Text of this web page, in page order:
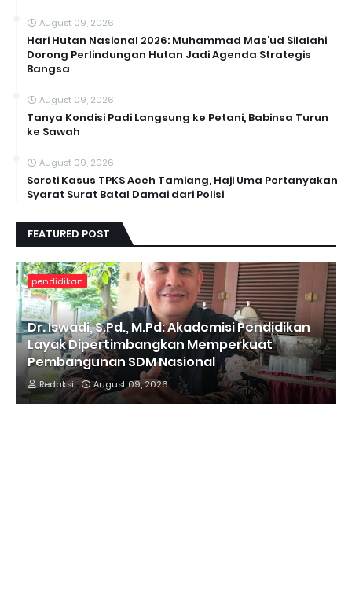
August 09, 2026
Hari Hutan Nasional 2026: Muhammad Mas’ud Silalahi
Dorong Perlindungan Hutan Jadi Agenda Strategis
Bangsa
August 09, 2026
Tanya Kondisi Padi Langsung ke Petani, Babinsa Turun
ke Sawah
August 09, 2026
Soroti Kasus TPKS Aceh Tamiang, Haji Uma Pertanyakan
Syarat Surat Batal Damai dari Polisi
FEATURED POST
pendidikan
Dr. Iswadi, S.Pd., M.Pd: Akademisi Pendidikan
Layak Dipertimbangkan Memperkuat
Pembangunan SDM Nasional
Redaksi August 09, 2026